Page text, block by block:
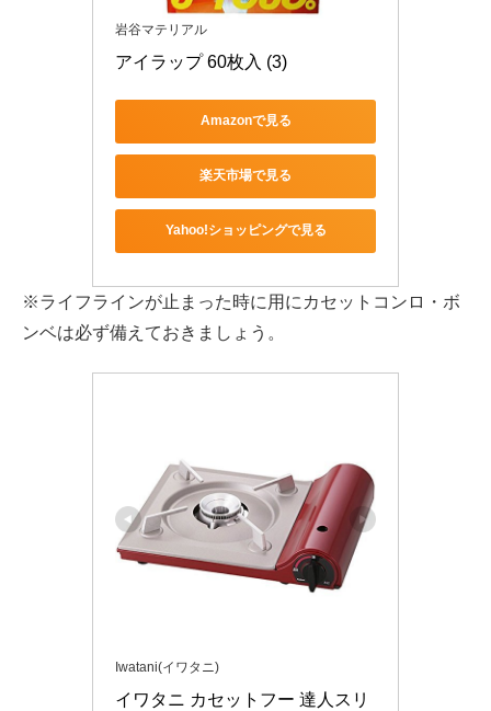
岩谷マテリアル
アイラップ 60枚入 (3)
Amazonで見る
楽天市場で見る
Yahoo!ショッピングで見る
※ライフラインが止まった時に用にカセットコンロ・ボ
ンベは必ず備えておきましょう。
Iwatani(イワタニ)
イワタニ カセットフー 達人スリ